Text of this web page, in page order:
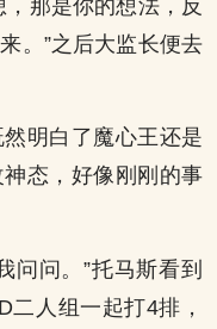
那是你的想法，反
。”之后大监长便去
明白了魔心王还是
态，好像刚刚的事
问问。”托马斯看到
二人组一起打4排，